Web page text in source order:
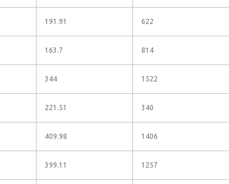
191.91 622
163.7 814
344 1522
221.51 340
409.98 1406
399.11 1257